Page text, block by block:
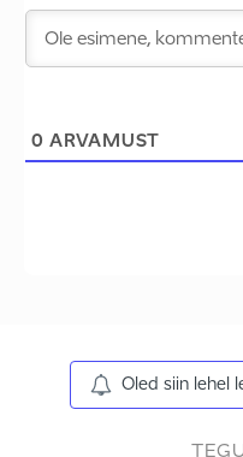
0 ARVAMUST
Oled siin lehel